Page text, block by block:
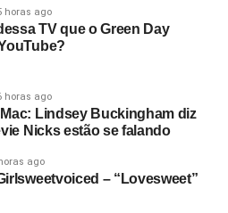
dá tempo:
assine a
nossos posts direto no e-
vale citar os vocais
Knup) e a preocupação da
bonitas e pesadas, e criar um
que as letras sejam quase
Ouça hoje mesmo.
apoio mantém o Pop
todo dia.
dá tempo:
horas ago
TV que o Green Day
horas ago
Lindsey Buckingham diz
Nicks estão se falando
ago
– “Lovesweet”